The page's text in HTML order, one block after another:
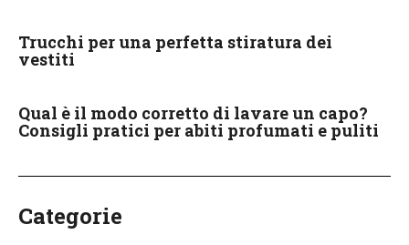
Trucchi per una perfetta stiratura dei
vestiti
Qual è il modo corretto di lavare un capo?
Consigli pratici per abiti profumati e puliti
Categorie